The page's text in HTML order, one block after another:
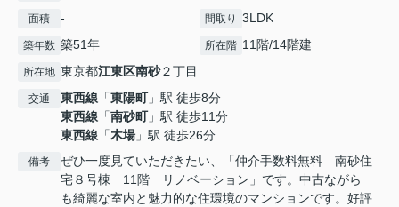
面積 - 間取り 3LDK
築年数 築51年 所在階 11階/14階建
所在地 東京都江東区南砂２丁目
交通 東西線 「東陽町」駅 徒歩8分
東西線 「南砂町」駅 徒歩11分
東西線 「木場」駅 徒歩26分
備考
ぜひ一度見ていただきたい、「仲介手数料無料 南砂住
宅８号棟 11階 リノベーション」です。中古ながら
も綺麗な室内と魅力的な住環境のマンションです。好評